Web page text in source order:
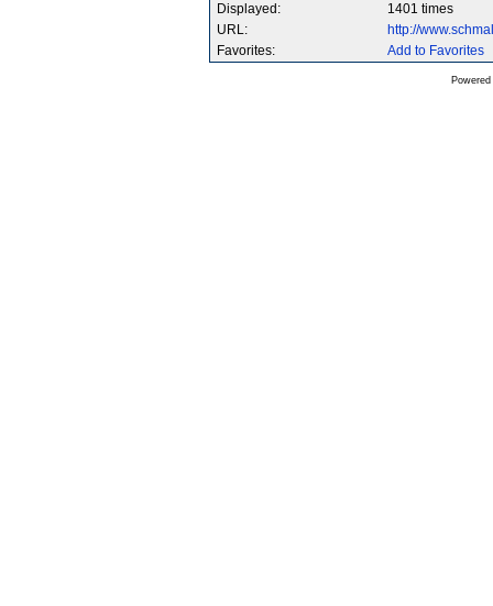
Displayed:
1401 times
URL:
http://
Favorites:
Add to Favorites